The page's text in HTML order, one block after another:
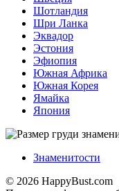
Шотландия
Шри Ланка
Эквадор
Эстония
Эфиопия
Южная Африка
Южная Корея
Ямайка
Япония
Знаменитости
© 2026 HappyBust.com